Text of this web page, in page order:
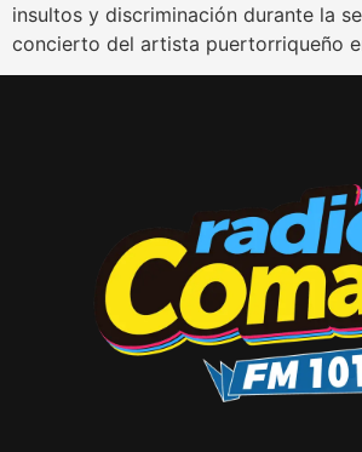
insultos y discriminación durante la
concierto del artista puertorriqueño